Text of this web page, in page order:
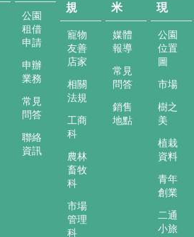
公園
租借
申請
申辦
業務
常見
問答
聯絡
資訊
規
寵物
友善
店家
相關
法規
工商
科
農林
畜牧
科
市場
管理
科
米
媒體
報導
常見
問答
銷售
地點
現
公園
位置
圖
市場
樹之
美
植栽
資料
青年
創業
二通
小旅